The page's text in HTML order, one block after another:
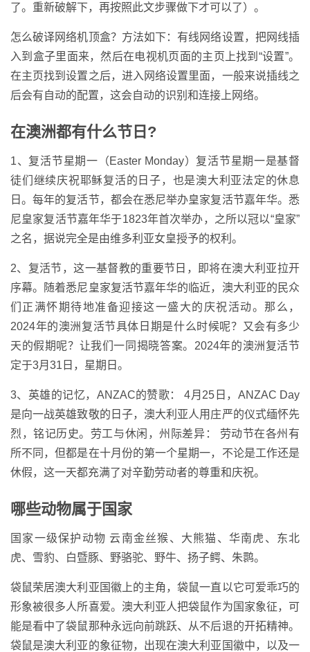
了。重新破解下，再按照此文步骤做下才可以了）。
怎么破译网络机顶盒？方法如下：有线网络设置，把网线插
入到盒子里面来，然后在电视机页面的主页上找到“设置”。
在主页找到设置之后，进入网络设置里面，一般来说插线之
后会有自动的配置，这会自动的识别和连接上网络。
在澳洲都有什么节日?
1、复活节星期一（Easter Monday）复活节星期一是基督
徒们继续庆祝耶稣复活的日子，也是澳大利亚法定的休息
日。每年的复活节，都会在悉尼举办皇家复活节嘉年华。悉
尼皇家复活节嘉年华于1823年首次举办，之所以冠以“皇家”
之名，据说完全是由维多利亚女皇授予的权利。
2、复活节，这一基督教的重要节日，即将在澳大利亚拉开
序幕。随着悉尼皇家复活节嘉年华的临近，澳大利亚的民众
们正满怀期待地准备迎接这一盛大的庆祝活动。那么，
2024年的澳洲复活节具体日期是什么时候呢？又会有多少
天的假期呢？让我们一同揭晓答案。2024年的澳洲复活节
定于3月31日，星期日。
3、英雄的记忆，ANZAC的赞歌： 4月25日，ANZAC Day
是向一战英雄致敬的日子，澳大利亚人用庄严的仪式缅怀先
烈，铭记历史。劳工与休闲，州际差异： 劳动节在各州有
所不同，但都是在十月份的第一个星期一，不论是工作还是
休假，这一天都充满了对辛勤劳动者的尊重和庆祝。
哪些动物属于国家
国家一级保护动物 云南金丝猴、大熊猫、华南虎、东北
虎、雪豹、白暨豚、野骆驼、野牛、扬子鳄、朱鹮。
袋鼠荣居澳大利亚国徽上的主角，袋鼠一直以它可爱乖巧的
形象被很多人所喜爱。澳大利亚人把袋鼠作为国家象征，可
能是看中了袋鼠那种永远向前跳跃、从不后退的开拓精神。
袋鼠是澳大利亚的象征物，出现在澳大利亚国徽中，以及一